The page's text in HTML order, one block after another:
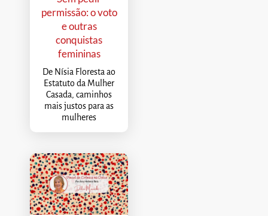
permissão: o voto
e outras
conquistas
femininas
De Nísia Floresta ao
Estatuto da Mulher
Casada, caminhos
mais justos para as
mulheres